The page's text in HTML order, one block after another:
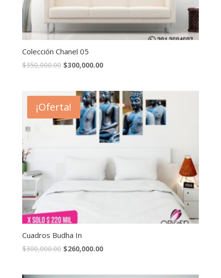
Colección Chanel 05
$350,000.00 $300,000.00
¡Oferta!
Cuadros Budha In
$300,000.00 $260,000.00